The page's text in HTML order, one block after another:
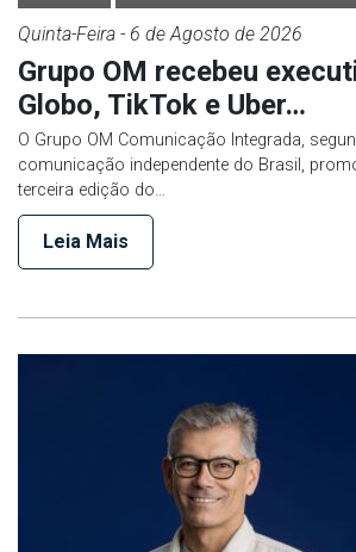
Quinta-Feira - 6 deAgosto de 2026
Grupo OM recebeu
Globo, TikTok e Uber…
O Grupo OM Comunicação Integrada,
comunicação independente do Brasil,
terceira edição do…
Leia Mais